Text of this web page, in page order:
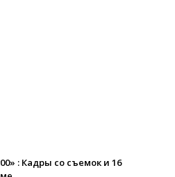
: Кадры со съемок и 16